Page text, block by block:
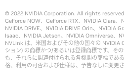
© 2022 NVIDIA Corporation. All rights reserved.
GeForce NOW、GeForce RTX、NVIDIA Clara、
NVIDIA DRIVE、NVIDIA DRIVE Orin、NVIDIA
Isaac、NVIDIA Jetson、NVIDIA Omniverse、
NVLink は、米国およびその他の国々の NVIDIA
ション) の商標かつ/あるいは登録商標です。そ
も、それらに関連付けられる各機関の商標であ
格、利用の可否および仕様は、予告なしに変更さ